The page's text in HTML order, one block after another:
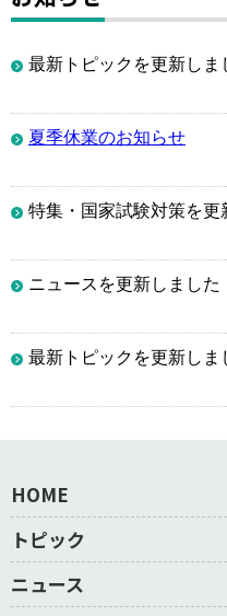
最新トピックを更新しま
夏季休業のお知らせ
特集・国家試験対策を更
ニュースを更新しました
最新トピックを更新しま
HOME
トピック
ニュース